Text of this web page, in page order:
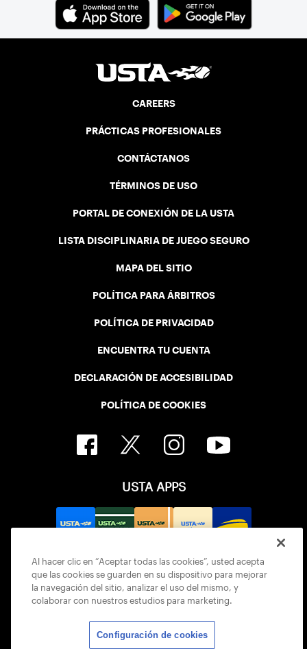
CAREERS
PRÁCTICAS PROFESIONALES
CONTÁCTANOS
TÉRMINOS DE USO
PORTAL DE CONEXIÓN DE LA USTA
LISTA DISCIPLINARIA DE JUEGO SEGURO
MAPA DEL SITIO
POLÍTICA PARA ÁRBITROS
POLÍTICA DE PRIVACIDAD
ENCUENTRA TU CUENTA
DECLARACIÓN DE ACCESIBILIDAD
POLÍTICA DE COOKIES
USTA APPS
Al hacer clic en “Aceptar todas las cookies”, usted acepta
que las cookies se guarden en su dispositivo para mejorar
la navegación del sitio, analizar el uso del mismo, y
colaborar con nuestros estudios para marketing.
Configuración de cookies